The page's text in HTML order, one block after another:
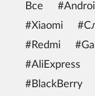
Все
#Xiaomi
#Redmi
#AliExpress
#BlackBerry